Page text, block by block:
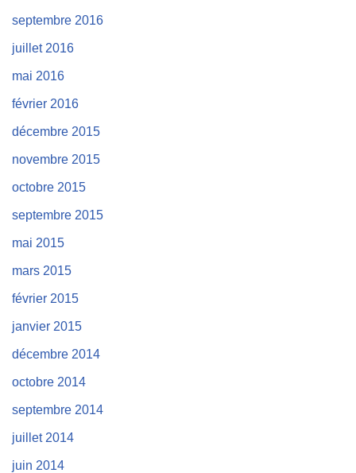
septembre 2016
juillet 2016
mai 2016
février 2016
décembre 2015
novembre 2015
octobre 2015
septembre 2015
mai 2015
mars 2015
février 2015
janvier 2015
décembre 2014
octobre 2014
septembre 2014
juillet 2014
juin 2014